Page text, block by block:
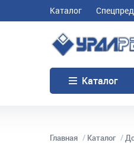
Каталог
Каталог
Главная Каталог